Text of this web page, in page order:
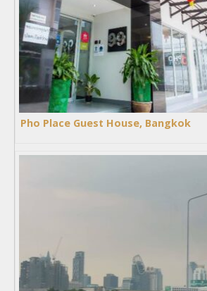
Pho Place Guest House, Bangkok